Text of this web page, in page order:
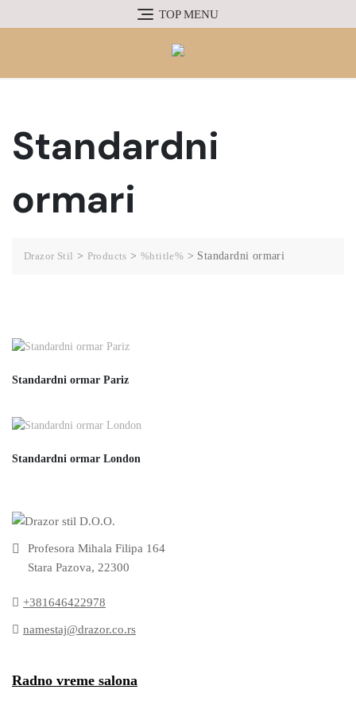
TOP MENU
Standardni
ormari
Drazor Stil > Products >%htitle% > Standardni ormari
Standardni ormar Pariz
Standardni ormar London
Profesora Mihala Filipa 164
Stara Pazova, 22300
+381646422978
namestaj@drazor.co.rs
Radno vreme salona